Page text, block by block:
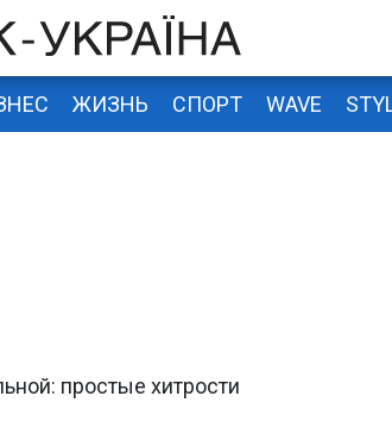
ЖИЗНЬ СПОРТ WAVE
простые хитрости